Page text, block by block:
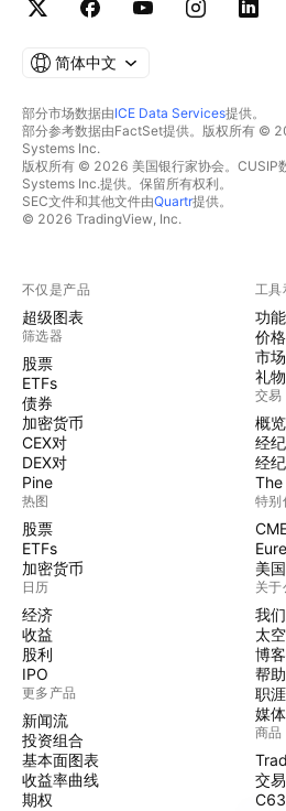
简体中文
部分市场数据由ICE Data Services提供。
部分参考数据由FactSet提供。版权所有 ©
Systems Inc.
版权所有 © 2026 美国银行家协会。CUSIP
Systems Inc.提供。保留所有权利。
SEC文件和其他文件由Quartr提供。
© 2026 TradingView, Inc.
不仅是产品
超级图表
筛选器
股票
ETFs
债券
加密货币
CEX对
DEX对
Pine
热图
股票
ETFs
加密货币
日历
经济
收益
股利
IPO
更多产品
新闻流
投资组合
基本面图表
收益率曲线
期权
工具
功
价格
市
礼
交易
概览
经
经
The
特别
美
关于
我
太
博客
帮
职涯
媒
商品
交